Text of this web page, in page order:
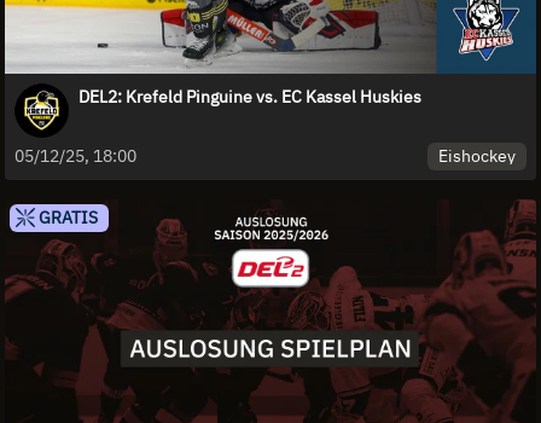
DEL2: Krefeld Pinguine vs. EC Kassel Huskies
05/12/25, 18:00 Eishockey
GRATIS